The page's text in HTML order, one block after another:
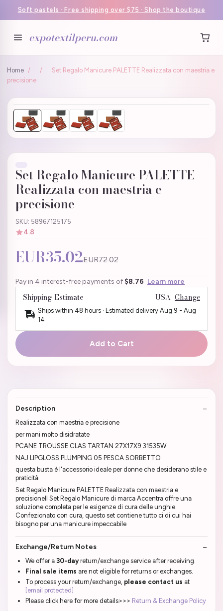
Soft pastels · Free shipping over $75 · Shop the boutique
expotextilperu.com
Home / /
Set Regalo Manicure PALETTE Realizzata con maestria e
precisione
Set Regalo Manicure PALETTE
Realizzata con maestria e
precisione
SKU: 58967125175
4.8
EUR35.02EUR72.02
Pay in 4 interest-free payments of $8.76 Learn more
Shipping Estimate USA Change
Ships within 48 hours · Estimated delivery Aug 9 - Aug
14
Add to Cart
Description
Realizzata con maestria e precisione
per mani molto disidratate
PCANE TROUSSE CLAS TARTAN 27X17X9 31535W
NAJ LIPGLOSS PLUMPING 05 PESCA SORBETTO
questa busta è l'accessorio ideale per donne che desiderano stile e
praticità
Set Regalo Manicure PALETTE Realizzata con maestria e
precisioneIl Set Regalo Manicure di marca Accentra offre una
soluzione completa per le esigenze di cura delle unghie.
Confezionato con cura, questo set contiene tutto ci di cui hai
bisogno per una manicure impeccabile
Exchange/Return Notes
We offer a 30-dayreturn/exchange service after receiving.
Final sale items are not eligible for returns or exchanges.
To process your return/exchange, please contact us at
[email protected]
Please click here for more details>>> Return & Exchange Policy